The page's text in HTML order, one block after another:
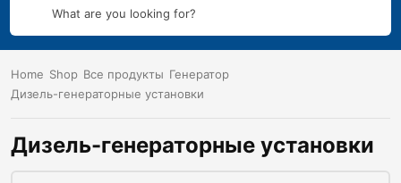
What are you looking for?
Home Shop Все продукты Генератор
Дизель-генераторные установки
Дизель-генераторные установки